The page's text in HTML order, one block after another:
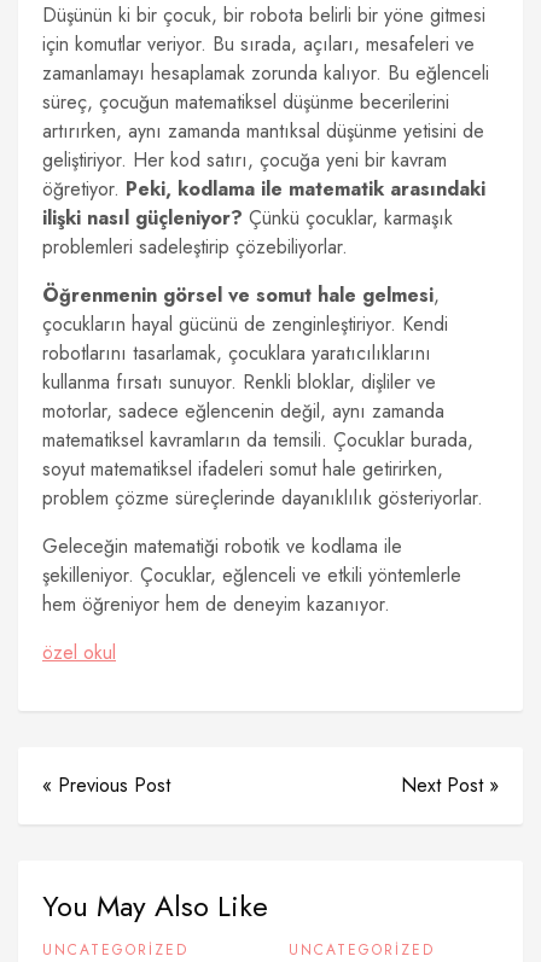
Düşünün ki bir çocuk, bir robota belirli bir yöne gitmesi
için komutlar veriyor. Bu sırada, açıları, mesafeleri ve
zamanlamayı hesaplamak zorunda kalıyor. Bu eğlenceli
süreç, çocuğun matematiksel düşünme becerilerini
artırırken, aynı zamanda mantıksal düşünme yetisini de
geliştiriyor. Her kod satırı, çocuğa yeni bir kavram
öğretiyor. Peki, kodlama ile matematik arasındaki
ilişki nasıl güçleniyor? Çünkü çocuklar, karmaşık
problemleri sadeleştirip çözebiliyorlar.
Öğrenmenin görsel ve somut hale gelmesi,
çocukların hayal gücünü de zenginleştiriyor. Kendi
robotlarını tasarlamak, çocuklara yaratıcılıklarını
kullanma fırsatı sunuyor. Renkli bloklar, dişliler ve
motorlar, sadece eğlencenin değil, aynı zamanda
matematiksel kavramların da temsili. Çocuklar burada,
soyut matematiksel ifadeleri somut hale getirirken,
problem çözme süreçlerinde dayanıklılık gösteriyorlar.
Geleceğin matematiği robotik ve kodlama ile
şekilleniyor. Çocuklar, eğlenceli ve etkili yöntemlerle
hem öğreniyor hem de deneyim kazanıyor.
özel okul
« Previous Post Next Post »
You May Also Like
UNCATEGORIZED UNCATEGORIZED